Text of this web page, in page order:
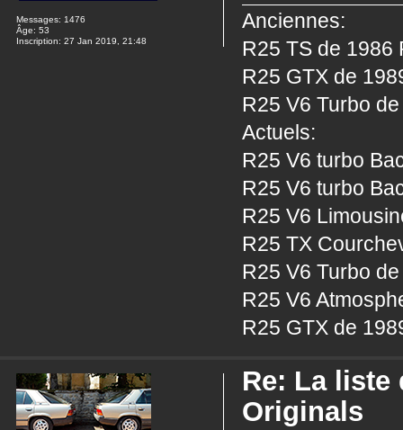
Anciennes:
R25 TS de 1986
R25 GTX de
R25 V6 Turbo
Actuels:
R25 V6 turbo
R25 V6 turbo
R25 V6
R25 TX
R25 V6 Turbo
R25 V6
R25 GTX de
Messages: 1476
Âge: 53
Inscription: 27 Jan 2019, 21:48
Re: La liste
Originals